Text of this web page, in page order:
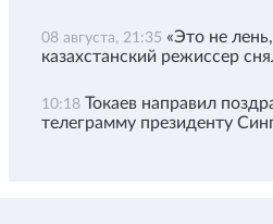
08 августа, 21:35 «Это не
казахстанский режиссер
10:18 Токаев направил
телеграмму президенту